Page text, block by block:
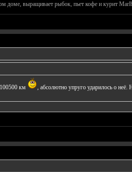
доме, выращивает рыбок, пьет кофе и курит
км
, абсолютно упруго ударилось о неё.